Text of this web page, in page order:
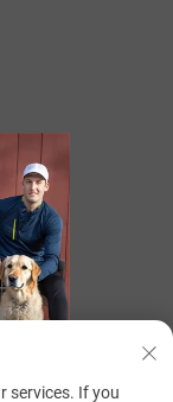
services. If you